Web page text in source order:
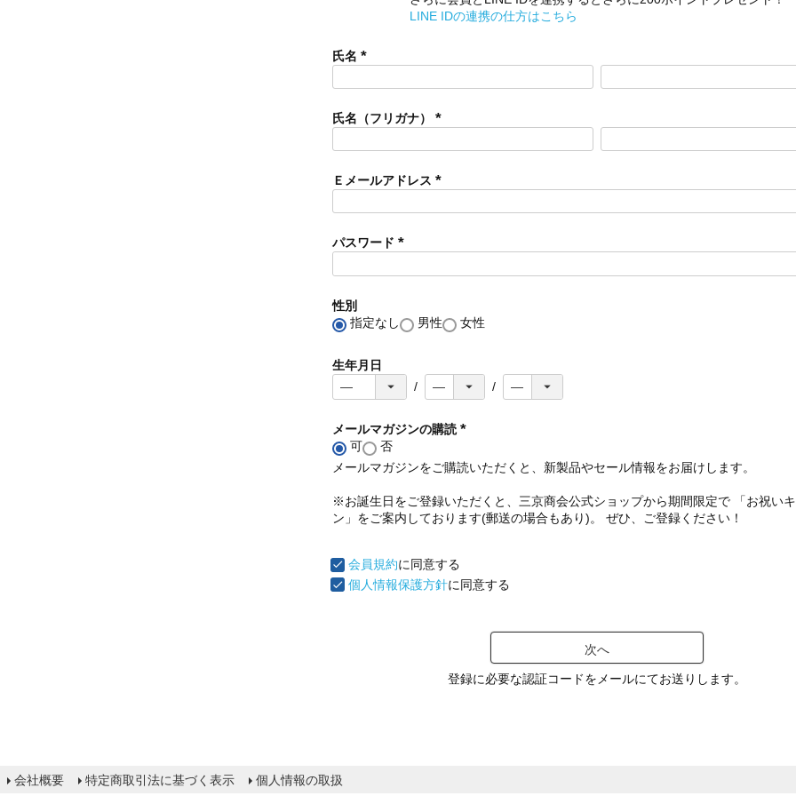
LINE IDの連携の仕方はこちら
氏名
必
)
氏名（フリガナ）
必
)
Ｅメールアドレス
必
)
パスワード
必
性別
指定なし
男性 女性
生年月日
メールマガジンの購読
必
)
可
否
メールマガジンをご購読いただくと、新製品やセール情報をお届けします。
※お誕生日をご登録いただくと、三京商会公式ショップから期間限定で 「お祝い
ン」をご案内しております(郵送の場合もあり)。 ぜひ、ご登録ください！
会員規約に同意する
個人情報保護方針に同意する
次へ
登録に必要な認証コードをメールにてお送りします。
会社概要 特定商取引法に基づく表示 個人情報の取扱